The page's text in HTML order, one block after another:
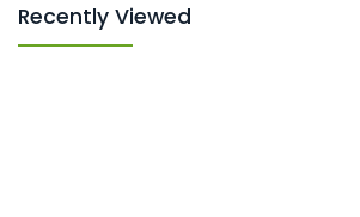
Recently Viewed